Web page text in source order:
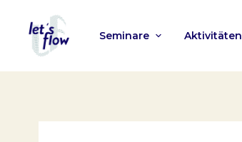
Seminare Aktivitäten